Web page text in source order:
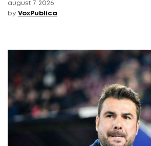
august 7, 2026
by VoxPublica